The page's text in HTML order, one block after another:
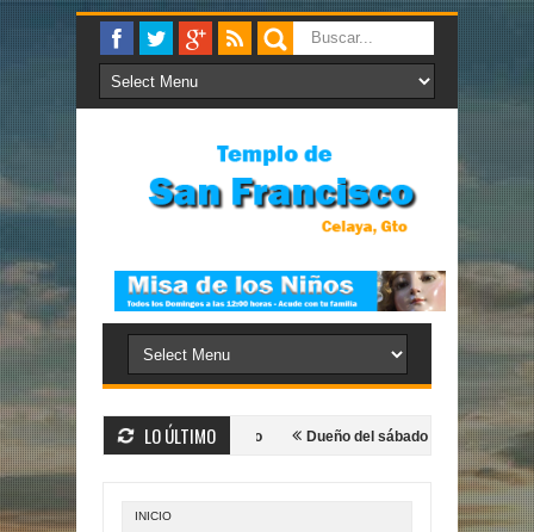
LO ÚLTIMO
de Dios Extiende tu mano Dueño del sábado El novio está
INICIO